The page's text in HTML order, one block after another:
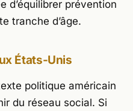
d’équilibrer prévention
tranche d’âge.
États-Unis
politique américain
du réseau social. Si